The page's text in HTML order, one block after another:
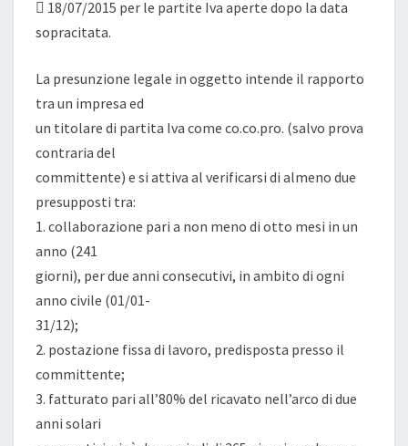
 18/07/2015 per le partite Iva aperte dopo la data
sopracitata.
La presunzione legale in oggetto intende il rapporto
tra un impresa ed
un titolare di partita Iva come co.co.pro. (salvo prova
contraria del
committente) e si attiva al verificarsi di almeno due
presupposti tra:
1. collaborazione pari a non meno di otto mesi in un
anno (241
giorni), per due anni consecutivi, in ambito di ogni
anno civile (01/01-
31/12);
2. postazione fissa di lavoro, predisposta presso il
committente;
3. fatturato pari all’80% del ricavato nell’arco di due
anni solari